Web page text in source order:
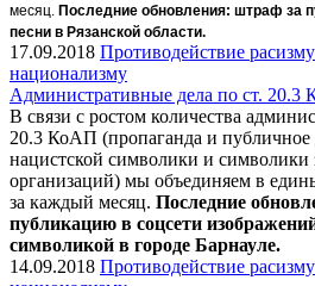
месяц. Последние обновления: штраф за
песни в Рязанской области.
17.09.2018 Противодействие
национализму
Административные дела по ст.
В связи с ростом количества
20.3 КоАП (пропаганда и публичное
нацистской символики и
организаций) мы объединяем в
за каждый месяц. Последние
публикацию в соцсети
символикой в городе Барнауле.
14.09.2018 Противодействие